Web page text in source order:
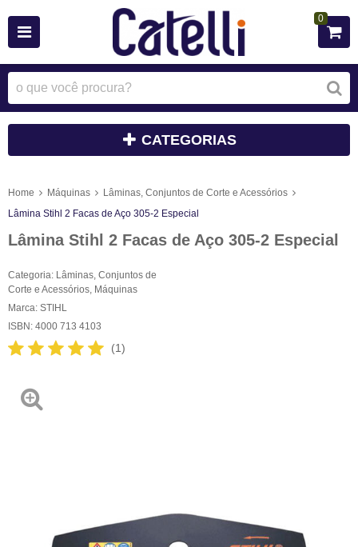
0
CATEGORIAS
Home Máquinas
Lâminas, Conjuntos de Corte e Acessórios
Lâmina Stihl 2 Facas de Aço 305-2 Especial
Lâmina Stihl 2 Facas de Aço 305-2 Especial
Categoria: Lâminas, Conjuntos de
Corte e Acessórios Máquinas
Marca: STIHL
ISBN: 4000 713 4103
(1)